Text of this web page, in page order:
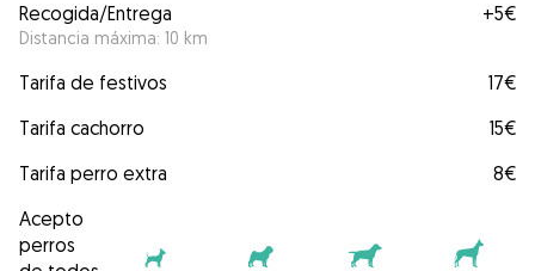
Recogida/Entrega
Distancia máxima: 10 km
+5€
Tarifa de festivos
17€
Tarifa cachorro
15€
Tarifa perro extra
8€
Acepto
perros